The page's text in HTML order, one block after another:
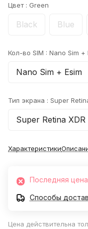
Цвет : Green
Black Blue
Кол-во SIM : Nano Sim +
Nano Sim + Esim
Тип экрана : Super
Super Retina XDR
Характеристики
Последняя
Способы
Цена действительна